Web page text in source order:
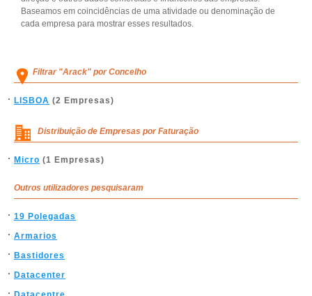
Baseamos em coincidências de uma atividade ou denominação de
cada empresa para mostrar esses resultados.
Filtrar "Arack" por Concelho
LISBOA (2 Empresas)
Distribuição de Empresas por Faturação
Micro (1 Empresas)
Outros utilizadores pesquisaram
19 Polegadas
Armarios
Bastidores
Datacenter